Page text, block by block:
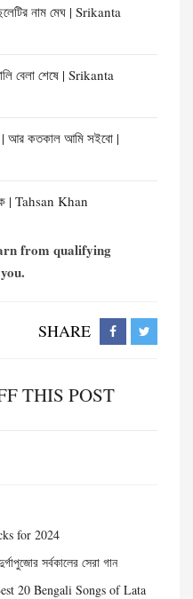
নাম মেঘ | Srikanta
বেলা শেষে | Srikanta
কতকাল আমি সইবো |
| Tahsan Khan
from qualifying
SHARE
THIS POST
for 2024
সর্বকালের সেরা গান
Best 20 Bengali Songs of Lata